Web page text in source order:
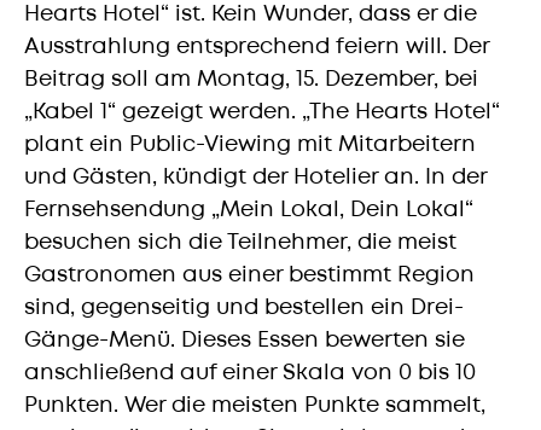
Hearts Hotel“ ist. Kein Wunder, dass er die
Ausstrahlung entsprechend feiern will. Der
Beitrag soll am Montag, 15. Dezember, bei
„Kabel 1“ gezeigt werden. „The Hearts Hotel“
plant ein Public-Viewing mit Mitarbeitern
und Gästen, kündigt der Hotelier an. In der
Fernsehsendung „Mein Lokal, Dein Lokal“
besuchen sich die Teilnehmer, die meist
Gastronomen aus einer bestimmt Region
sind, gegenseitig und bestellen ein Drei-
Gänge-Menü. Dieses Essen bewerten sie
anschließend auf einer Skala von 0 bis 10
Punkten. Wer die meisten Punkte sammelt,